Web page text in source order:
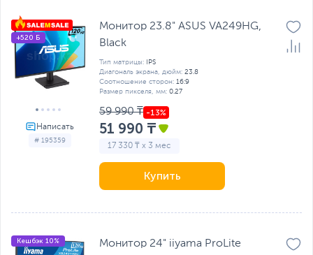
# 195359
+520 Б
Монитор 23.8" ASUS VA249HG,
Black
Тип матрицы:
IPS
Диагональ экрана, дюйм: 23.8
Соотношение сторон: 16:9
Размер пикселя, мм: 0.27
59 990 ₸
51 990 ₸
17 330 ₸ x 3 мес
Купить
Кешбэк 10%
Монитор 24" iiyama ProLite